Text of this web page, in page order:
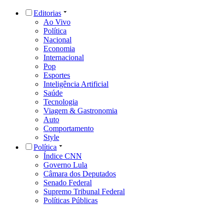
Editorias
Ao Vivo
Política
Nacional
Economia
Internacional
Pop
Esportes
Inteligência Artificial
Saúde
Tecnologia
Viagem & Gastronomia
Auto
Comportamento
Style
Política
Índice CNN
Governo Lula
Câmara dos Deputados
Senado Federal
Supremo Tribunal Federal
Políticas Públicas